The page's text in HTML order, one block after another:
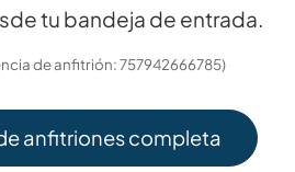
tu bandeja de entrada.
de anfitrión: 757942666785)
anfitriones completa